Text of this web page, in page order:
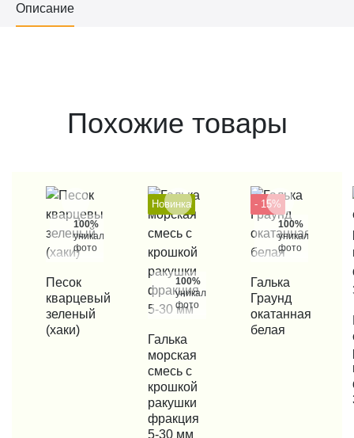
Описание
Похожие товары
100%
уникальные
фото
КУПИТЬ В 1 КЛИК
Песок
кварцевый
зеленый
(хаки)
Новинка
100%
уникальные
фото
КУПИТЬ В 1 КЛИК
Галька
морская
смесь с
крошкой
ракушки
фракция
5-30 мм
- 15%
100%
уникальные
фото
КУПИТЬ В 1 КЛИК
Галька
Граунд
окатанная
белая